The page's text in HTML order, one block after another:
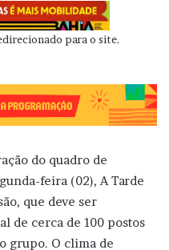
para o site.
do quadro de
feira (02), A Tarde
que deve ser
de cerca de 100 postos
grupo. O clima de